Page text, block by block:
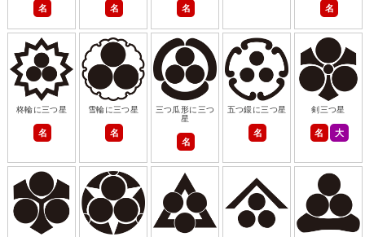
名 名 名 名
柊輪に三つ星
名
雪輪に三つ星
名
三つ瓜形に三つ
星
名
五つ鐶に三つ星
名
剣三つ星
名 大